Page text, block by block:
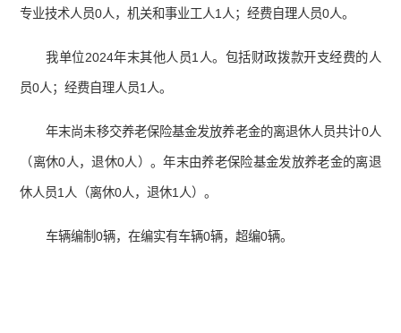
专业技术人员0人，机关和事业工人1人；经费自理人员0人。
我单位2024年末其他人员1人。包括财政拨款开支经费的人
员0人；经费自理人员1人。
年末尚未移交养老保险基金发放养老金的离退休人员共计0人
（离休0人，退休0人）。年末由养老保险基金发放养老金的离退
休人员1人（离休0人，退休1人）。
车辆编制0辆，在编实有车辆0辆，超编0辆。